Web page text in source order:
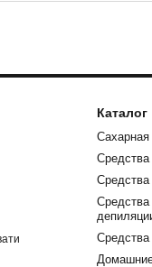
Каталог
Сахарная